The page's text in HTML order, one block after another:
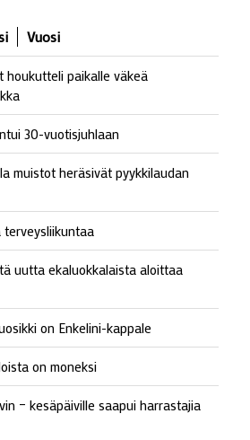
Vuosi
houkutteli paikalle väkeä
30-vuotisjuhlaan
muistot heräsivät pyykkilaudan
terveysliikuntaa
uutta ekaluokkalaista aloittaa
on Enkelini-kappale
on moneksi
– kesäpäiville saapui harrastajia